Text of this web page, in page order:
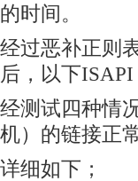
的时间。
经过恶补正则
后，以下
经测试四种情
机）的链接正
详细如下；